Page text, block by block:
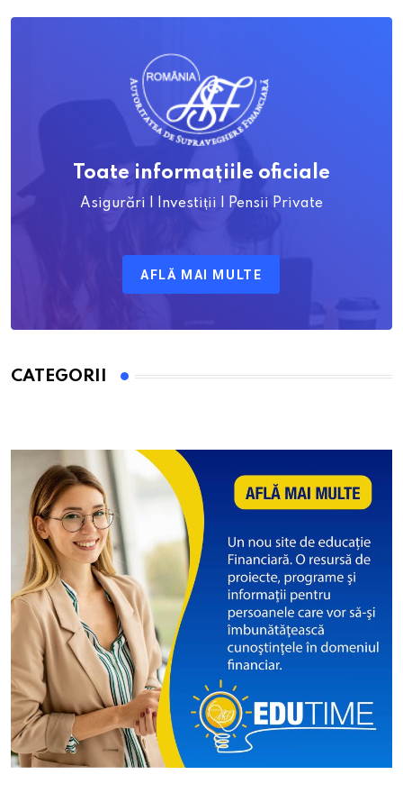
Toate informațiile oficiale
Asigurări | Investiții | Pensii Private
AFLĂ MAI MULTE
CATEGORII